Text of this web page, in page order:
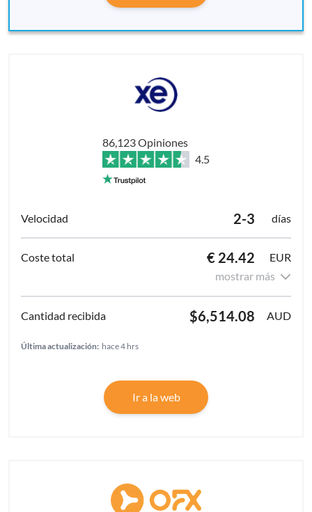
86,123 Opiniones
4.5
2-3 días
€ 24.42
EUR
mostrar más
$6,514.08 AUD
Última actualización: hace 4 hrs
Ir a la web